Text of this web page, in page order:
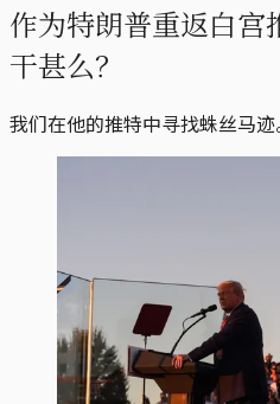
作为特朗普重返白宫
干甚么？
我们在他的推特中寻找蛛丝马迹